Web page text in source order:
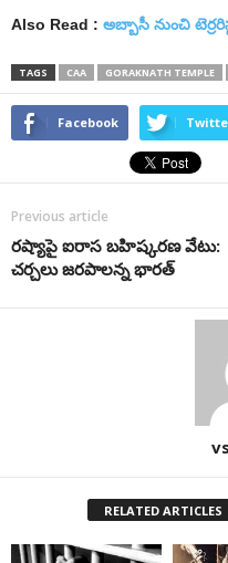
Also Read : అబ్బాసీ నుంచి
TAGS CAA GORAKNATH TEMPLE
Facebook
Previous article
రష్యాపై ఐరాస బహిష్కరణ వేటు:
చర్చలు జరపాలన్న భారత్
RELATED ARTICLES